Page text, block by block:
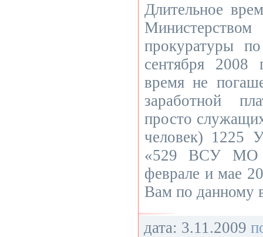
Длительное
прокуратуры
сентября 2008
время не
заработной
просто
человек)
«529 ВСУ МО
феврале и мае
Вам по данному
дата: 3.11.2009